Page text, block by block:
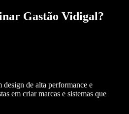
Gastão Vidigal?
de alta performance e
em criar marcas e sistemas que